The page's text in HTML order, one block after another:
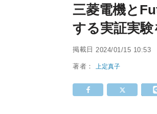
三菱電機と
する実証実験
掲載日 2024/01/15 10:53
著者：上定真子